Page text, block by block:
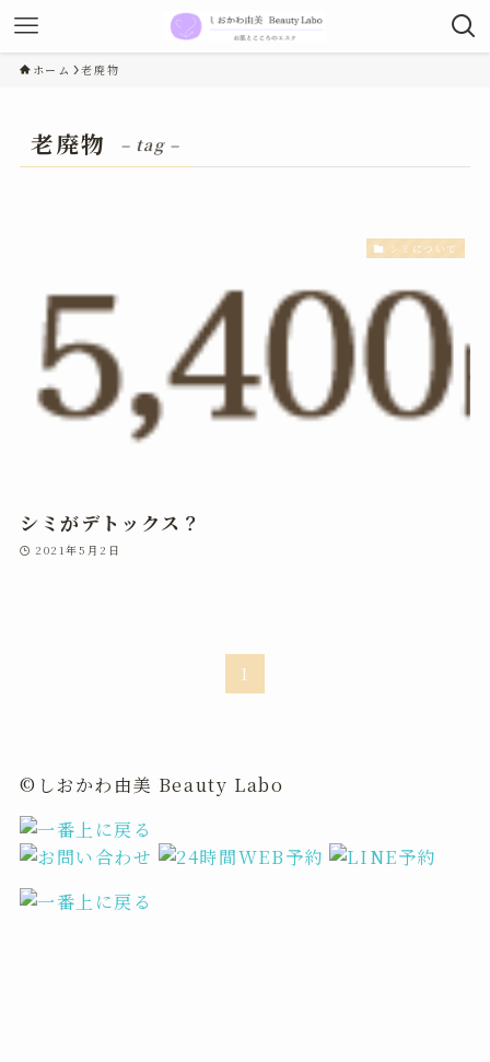
ホーム 老廃物
老廃物 – tag –
シミについて
シミがデトックス？
2021年5月2日
1
©しおかわ由美 Beauty Labo